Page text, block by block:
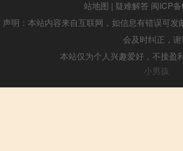
站地图 | 疑难解答 闽ICP
声明：本站内容来自互联网，如信息有错误可
会及时纠正，谢
本站仅为个人兴趣爱好，不接盈
小男孩